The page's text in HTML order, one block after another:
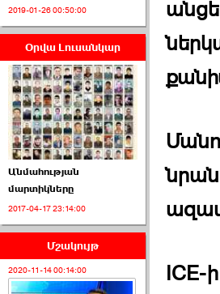
ՈՒՂԻՂ․ ԱԺ-ն
Կառավարության ›››
2026-07-01 00:52:00
ՍԴ-ն հուլիսի 1-ին
կհեռանա ›››
2026-07-01 00:08:00
2019-01-26 00:50:00
Օրվա Լուսանկար
Անմահության
մարտիկները
2017-04-17 23:14:00
Մշակույթ
2020-11-14 00:14:00
նրան
ICE-